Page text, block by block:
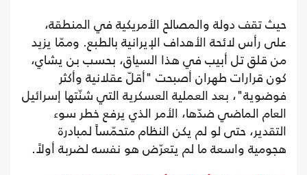
حيث تقف دولة والمصالح الأمريكية في المنطقة،
على رأس لائحة الأهداف الإيرانية بالطبع. وممّا يزيد
من قلق تل أبيب في هذا السياق، بحسب بن يشاي،
كون قرارات طهران أصبحت "أقلّ عقلانية وأكثر
فوضوية"، بعد العملية العسكرية التي شنّتها إسرائيل
العام الماضي ضدّها، الأمر الذي يرفع خطر سوء
التقدير، حتى لو لم يكن النظام متحمّساً لمبادرة
هجومية واسعة ما لم يتعرّض هو نفسه لضربة أولاً.